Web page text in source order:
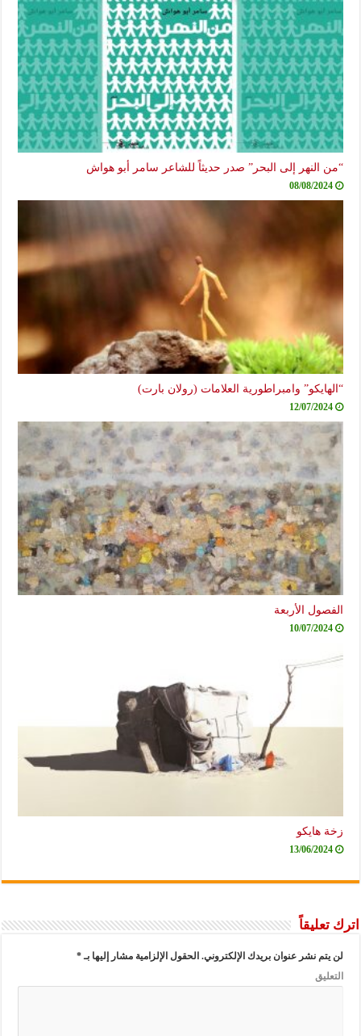
“من النهر إلى البحر” صدر حديثاً للشاعر سامر أبو هواش
08/08/2024
“الهايكو” وامبراطورية العلامات (رولان بارت)
12/07/2024
الفصول الأربعة
10/07/2024
زخة هايكو
13/06/2024
اترك تعليقاً
لن يتم نشر عنوان بريدك الإلكتروني. الحقول الإلزامية مشار إليها بـ*
التعليق